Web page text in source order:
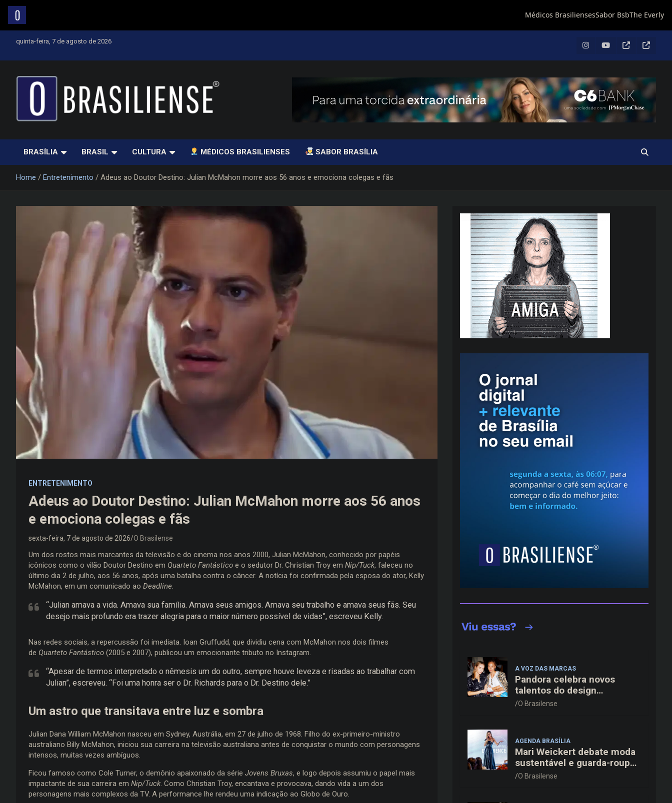
quinta-feira, 7 de agosto de 2026
BRASÍLIA BRASIL CULTURA MÉDICOS BRASILIENSES SABOR BRASÍLIA
Home Entretenimento Adeus ao Doutor Destino: Julian McMahon morre aos 56 anos e emociona colegas e fãs
ENTRETENIMENTO
Adeus ao Doutor Destino: Julian McMahon morre aos 56 anos
e emociona colegas e fãs
sexta-feira, 7 de agosto de 2026 O Brasilense
Um dos rostos mais marcantes da televisão e do cinema nos anos 2000, Julian McMahon, conhecido por papéis
icônicos como o vilão Doutor Destino em Quarteto Fantástico e o sedutor Dr. Christian Troy em Nip/Tuck, faleceu no
último dia 2 de julho, aos 56 anos, após uma batalha contra o câncer. A notícia foi confirmada pela esposa do ator, Kelly
McMahon, em um comunicado ao Deadline
“Julian amava a vida. Amava sua família. Amava seus amigos. Amava seu trabalho e amava seus fãs. Seu
desejo mais profundo era trazer alegria para o maior número possível de vidas”, escreveu Kelly.
Nas redes sociais, a repercussão foi imediata. Ioan Gruffudd, que dividiu cena com McMahon nos dois filmes
de Quarteto Fantástico (2005 e 2007), publicou um emocionante tributo no Instagram.
“Apesar de termos interpretado o nêmesis um do outro, sempre houve leveza e risadas ao trabalhar com
Julian”, escreveu. “Foi uma honra ser o Dr. Richards para o Dr. Destino dele.”
Um astro que transitava entre luz e sombra
Julian Dana William McMahon nasceu em Sydney, Austrália, em 27 de julho de 1968. Filho do ex-primeiro-ministro
australiano Billy McMahon, iniciou sua carreira na televisão australiana antes de conquistar o mundo com personagens
intensos, muitas vezes ambíguos.
Ficou famoso como Cole Turner, o demônio apaixonado da série Jovens Bruxas, e logo depois assumiu o papel mais
impactante de sua carreira em Nip/Tuck. Como Christian Troy, encantava e provocava, dando vida a um dos
personagens mais complexos da TV. A performance lhe rendeu uma indicação ao Globo de Ouro.
A VOZ DAS MARCAS
Pandora celebra novos
talentos do design
dinamarquês em jantar
O Brasilense
AGENDA BRASÍLIA
Mari Weickert debate moda
sustentável e guarda-roupa
inteligente no ParkShopping
O Brasilense